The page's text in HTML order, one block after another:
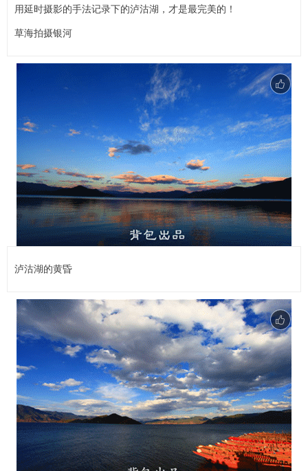
用延时摄影的手法记录下的泸沽湖，才是最完美的！
草海拍摄银河
泸沽湖的黄昏